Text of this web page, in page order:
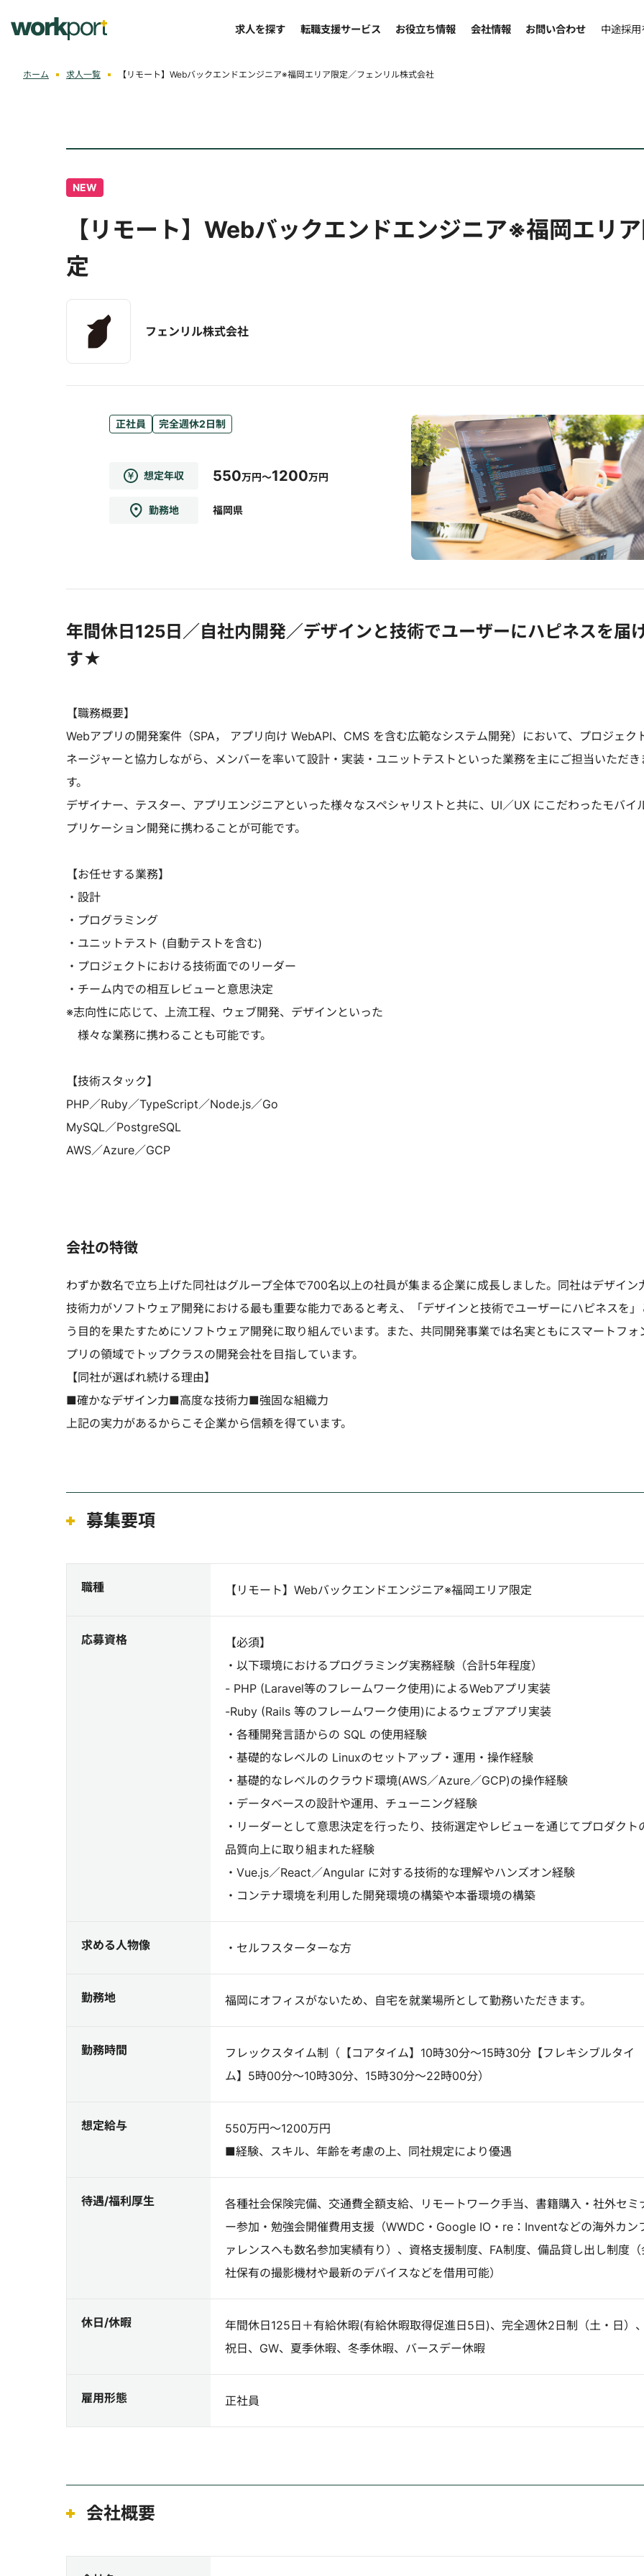
求人を探す 転職支援サービス お役立ち情報 会社情報 お問い合わせ 中途採
ホーム 求人一覧 【リモート】Webバックエンドエンジニア※福岡エリア限定／フェンリル株式会社
NEW
【リモート】Webバックエンドエンジニア※福岡エリ
定
フェンリル株式会社
正社員 完全週休2日制
想定年収 550万円～1200万円
勤務地 福岡県
年間休日125日／自社内開発／デザインと技術でユーザーにハピネスを届
す★
【職務概要】
Webアプリの開発案件（SPA， アプリ向け WebAPI、CMS を含む広範なシステム開発）において、プロジェク
ネージャーと協力しながら、メンバーを率いて設計・実装・ユニットテストといった業務を主にご担当いただき
す。
デザイナー、テスター、アプリエンジニアといった様々なスペシャリストと共に、UI／UX にこだわったモバイ
プリケーション開発に携わることが可能です。
【お任せする業務】
・設計
・プログラミング
・ユニットテスト (自動テストを含む)
・プロジェクトにおける技術面でのリーダー
・チーム内での相互レビューと意思決定
※志向性に応じて、上流工程、ウェブ開発、デザインといった
様々な業務に携わることも可能です。
【技術スタック】
PHP／Ruby／TypeScript／Node.js／Go
MySQL／PostgreSQL
AWS／Azure／GCP
会社の特徴
わずか数名で立ち上げた同社はグループ全体で700名以上の社員が集まる企業に成長しました。同社はデザイン
技術力がソフトウェア開発における最も重要な能力であると考え、「デザインと技術でユーザーにハピネスを」
う目的を果たすためにソフトウェア開発に取り組んでいます。また、共同開発事業では名実ともにスマートフォ
プリの領域でトップクラスの開発会社を目指しています。
【同社が選ばれ続ける理由】
■確かなデザイン力■高度な技術力■強固な組織力
上記の実力があるからこそ企業から信頼を得ています。
募集要項
職種 【リモート】Webバックエンドエンジニア※福岡エリア限定
応募資格
【必須】
・以下環境におけるプログラミング実務経験（合計5年程度）
- PHP (Laravel等のフレームワーク使用)によるWebアプリ実装
-Ruby (Rails 等のフレームワーク使用)によるウェブアプリ実装
・各種開発言語からの SQL の使用経験
・基礎的なレベルの Linuxのセットアップ・運用・操作経験
・基礎的なレベルのクラウド環境(AWS／Azure／GCP)の操作経験
・データベースの設計や運用、チューニング経験
・リーダーとして意思決定を行ったり、技術選定やレビューを通じてプロダクト
品質向上に取り組まれた経験
・Vue.js／React／Angular に対する技術的な理解やハンズオン経験
・コンテナ環境を利用した開発環境の構築や本番環境の構築
求める人物像 ・セルフスターターな方
勤務地 福岡にオフィスがないため、自宅を就業場所として勤務いただきます。
勤務時間
フレックスタイム制（【コアタイム】10時30分～15時30分【フレキシブルタイ
ム】5時00分～10時30分、15時30分～22時00分）
想定給与
550万円～1200万円
■経験、スキル、年齢を考慮の上、同社規定により優遇
待遇/福利厚生
各種社会保険完備、交通費全額支給、リモートワーク手当、書籍購入・社外セミ
ー参加・勉強会開催費用支援（WWDC・Google IO・re：Inventなどの海外カン
ァレンスへも数名参加実績有り）、資格支援制度、FA制度、備品貸し出し制度（
社保有の撮影機材や最新のデバイスなどを借用可能）
休日/休暇
年間休日125日＋有給休暇(有給休暇取得促進日5日)、完全週休2日制（土・日）
祝日、GW、夏季休暇、冬季休暇、バースデー休暇
雇用形態 正社員
会社概要